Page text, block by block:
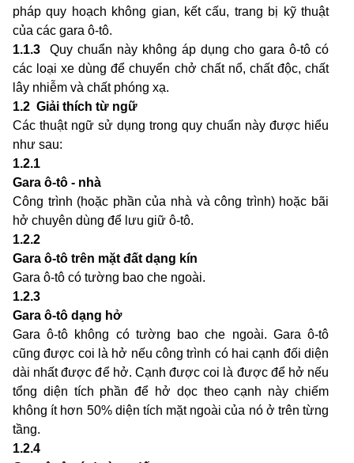
pháp quy hoạch không gian, kết cấu, trang bị kỹ thuật
của các gara ô-tô.
1.1.3 Quy chuẩn này không áp dụng cho gara ô-tô có
các loại xe dùng để chuyển chở chất nổ, chất độc, chất
lây nhiễm và chất phóng xạ.
1.2 Giải thích từ ngữ
Các thuật ngữ sử dụng trong quy chuẩn này được hiểu
như sau:
1.2.1
Gara ô-tô - nhà
Công trình (hoặc phần của nhà và công trình) hoặc bãi
hở chuyên dùng để lưu giữ ô-tô.
1.2.2
Gara ô-tô trên mặt đất dạng kín
Gara ô-tô có tường bao che ngoài.
1.2.3
Gara ô-tô dạng hở
Gara ô-tô không có tường bao che ngoài. Gara ô-tô
cũng được coi là hở nếu công trình có hai cạnh đối diện
dài nhất được để hở. Cạnh được coi là được để hở nếu
tổng diện tích phần để hở dọc theo cạnh này chiếm
không ít hơn 50% diện tích mặt ngoài của nó ở trên từng
tầng.
1.2.4